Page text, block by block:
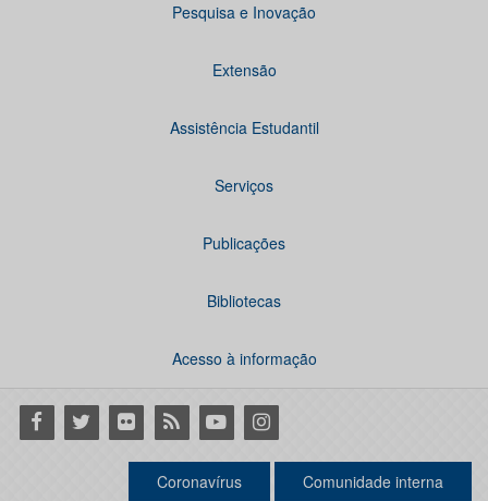
Pesquisa e Inovação
Extensão
Assistência Estudantil
Serviços
Publicações
Bibliotecas
Acesso à informação
Facebook
Twitter Flickr RSS YoutubeInstagram
Coronavírus Comunidade interna